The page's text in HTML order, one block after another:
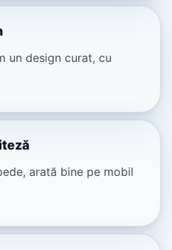
un design curat, cu
arată bine pe mobil